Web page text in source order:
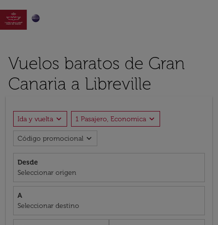

Vuelos baratos de Gran
Canaria a Libreville
Ida y vuelta expand_more 1 Pasajero, Economica expand_more
Código promocional expand_more
Desde
Seleccionar origen
A
Seleccionar destino